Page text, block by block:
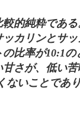
的純粋であ
カリンとサ
比率が10:1
さが、低い
ないことであ